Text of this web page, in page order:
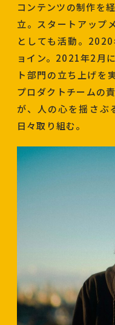
コンテンツの制作を
立。スタートアップ
としても活動。
ョイン。2021年2月
ト部門の立ち上げを
プロダクトチームの
が、人の心を揺さぶ
日々取り組む。